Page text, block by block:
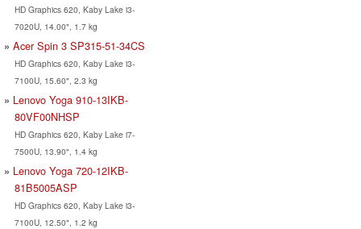
HD Graphics 620, Kaby Lake i3-
7020U, 14.00", 1.7 kg
Acer Spin 3 SP315-51-34CS
HD Graphics 620, Kaby Lake i3-
7100U, 15.60", 2.3 kg
Lenovo Yoga 910-13IKB-
80VF00NHSP
HD Graphics 620, Kaby Lake i7-
7500U, 13.90", 1.4 kg
Lenovo Yoga 720-12IKB-
81B5005ASP
HD Graphics 620, Kaby Lake i3-
7100U, 12.50", 1.2 kg